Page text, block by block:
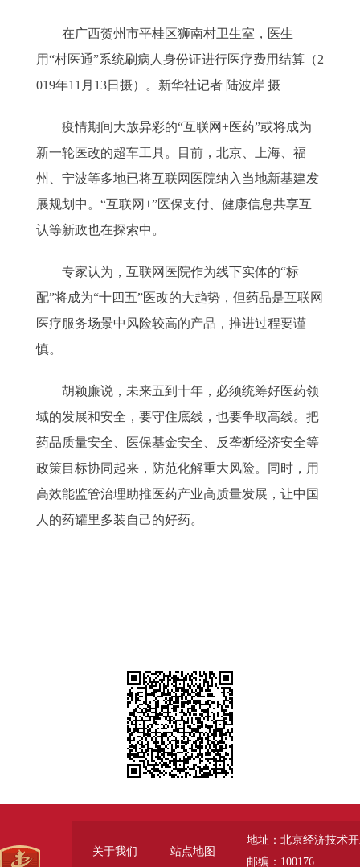
在广西贺州市平桂区狮南村卫生室，医生
用“村医通”系统刷病人身份证进行医疗费用结算（2
019年11月13日摄）。新华社记者 陆波岸 摄
疫情期间大放异彩的“互联网+医药”或将成为
新一轮医改的超车工具。目前，北京、上海、福
州、宁波等多地已将互联网医院纳入当地新基建发
展规划中。“互联网+”医保支付、健康信息共享互
认等新政也在探索中。
专家认为，互联网医院作为线下实体的“标
配”将成为“十四五”医改的大趋势，但药品是互联网
医疗服务场景中风险较高的产品，推进过程要谨
慎。
胡颖廉说，未来五到十年，必须统筹好医药领
域的发展和安全，要守住底线，也要争取高线。把
药品质量安全、医保基金安全、反垄断经济安全等
政策目标协同起来，防范化解重大风险。同时，用
高效能监管治理助推医药产业高质量发展，让中国
人的药罐里多装自己的好药。
关于我们 站点地图
地址：北京经济技术
邮编：100176